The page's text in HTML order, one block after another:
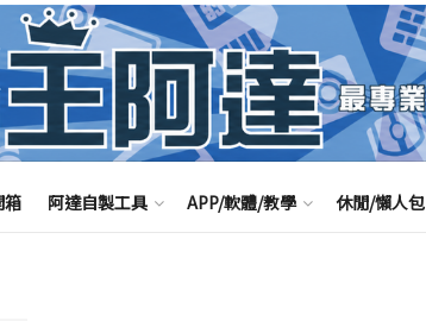
箱 阿達自製工具 APP/軟體/教學 休閒/懶人包